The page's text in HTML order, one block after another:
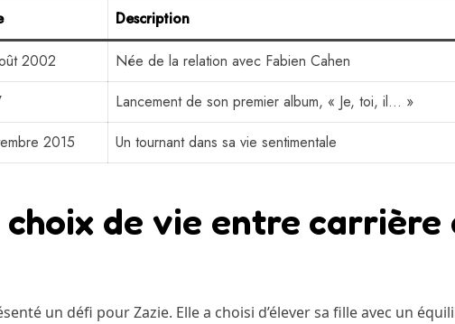
Description
2002
Née de la relation avec Fabien Cahen
Lancement de son premier album, « Je, toi, il… »
2015 Un tournant dans sa vie sentimentale
de vie entre carrière
un défi pour Zazie. Elle a choisi d’élever sa fille avec un